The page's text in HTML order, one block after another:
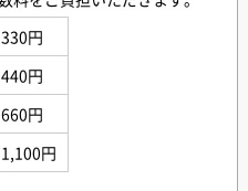
330円
440円
660円
1,100円